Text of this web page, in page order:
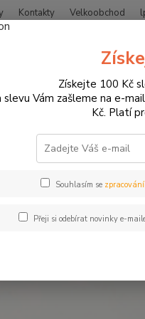
Kontakty Velkoobchod
NÁHRADNÍ DÍLY A SPOTŘEBNÍ
LKAR 8 AI-
Získejte 100 Kč
slevu Vám zašleme na e-
Kč. Platí
Souhlasím se
Přeji si odebírat novinky e-